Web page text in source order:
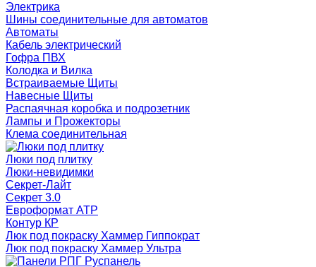
Электрика
Шины соединительные для автоматов
Автоматы
Кабель электрический
Гофра ПВХ
Колодка и Вилка
Встраиваемые Щиты
Навесные Щиты
Распаячная коробка и подрозетник
Лампы и Прожекторы
Клема соединительная
Люки под плитку
Люки-невидимки
Секрет-Лайт
Секрет 3.0
Евроформат АТР
Контур КР
Люк под покраску Хаммер Гиппократ
Люк под покраску Хаммер Ультра